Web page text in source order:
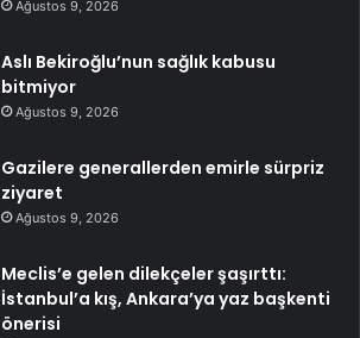
Ağustos 9, 2026
Aslı Bekiroğlu’nun sağlık kabusu
bitmiyor
Ağustos 9, 2026
Gazilere generallerden emirle sürpriz
ziyaret
Ağustos 9, 2026
Meclis’e gelen dilekçeler şaşırttı:
İstanbul’a kış, Ankara’ya yaz başkenti
önerisi